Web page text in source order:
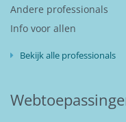
Andere professionals
Info voor allen
Bekijk alle professionals